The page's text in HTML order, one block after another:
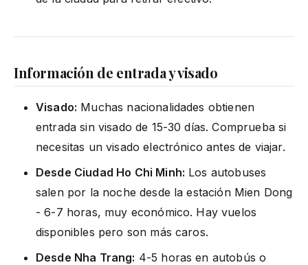
Información de entrada y visado
Visado: Muchas nacionalidades obtienen
entrada sin visado de 15-30 días. Comprueba si
necesitas un visado electrónico antes de viajar.
Desde Ciudad Ho Chi Minh: Los autobuses
salen por la noche desde la estación Mien Dong
- 6-7 horas, muy económico. Hay vuelos
disponibles pero son más caros.
Desde Nha Trang: 4-5 horas en autobús o